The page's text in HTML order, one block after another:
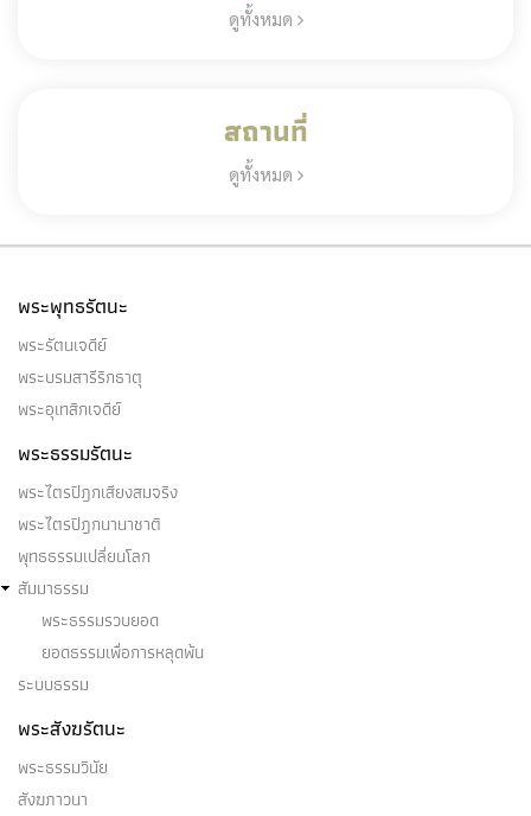
ดูทั้งหมด
สถานที่
ดูทั้งหมด
พระพุทธรัตนะ
พระรัตนเจดีย์
พระบรมสารีริกธาตุ
พระอุเทสิกเจดีย์
พระธรรมรัตนะ
พระไตรปิฎกเสียงสมจริง
พระไตรปิฎกนานาชาติ
พุทธธรรมเปลี่ยนโลก
สัมมาธรรม
พระธรรมรวบยอด
ยอดธรรมเพื่อการหลุดพ้น
ระบบธรรม
พระสังฆรัตนะ
พระธรรมวินัย
สังฆภาวนา